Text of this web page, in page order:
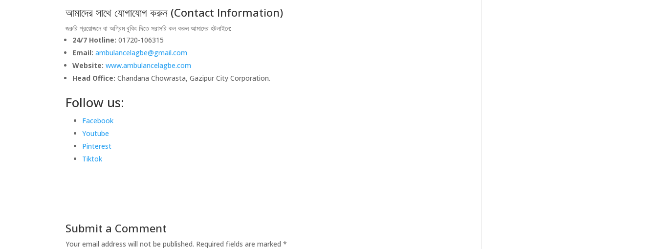
আমাদের সাথে যোগাযোগ করুন (Contact Information)
জরুরি প্রয়োজনে বা অগ্রিম বুকিং দিতে সরাসরি কল করুন আমাদের হটলাইনে:
24/7 Hotline: 01720-106315
Email: ambulancelagbe@gmail.com
Website: www.ambulancelagbe.com
Head Office: Chandana Chowrasta, Gazipur City Corporation.
Follow us:
Facebook
Youtube
Pinterest
Tiktok
Submit a Comment
Your email address will not be published. Required fields are marked*